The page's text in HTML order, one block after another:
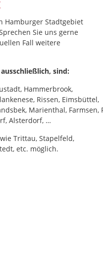
Hamburger Stadtgebiet
Sie uns gerne
Fall weitere
sind:
Hammerbrook,
Rissen, Eimsbüttel,
Marienthal, Farmsen,
Alsterdorf, …
Trittau, Stapelfeld,
etc. möglich.